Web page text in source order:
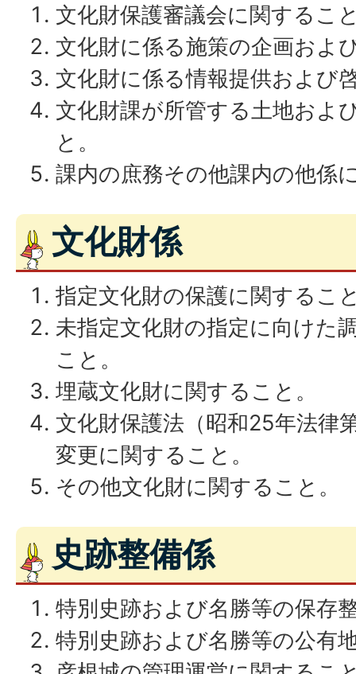
文化財保護審議会に関するこ
文化財に係る施策の企画およ
文化財に係る情報提供および
文化財課が所管する土地およ
と。
課内の庶務その他課内の他係
文化財係
指定文化財の保護に関するこ
未指定文化財の指定に向けた
こと。
埋蔵文化財に関すること。
文化財保護法（昭和25年法律
変更に関すること。
その他文化財に関すること。
史跡整備係
特別史跡および名勝等の保存
特別史跡および名勝等の公有